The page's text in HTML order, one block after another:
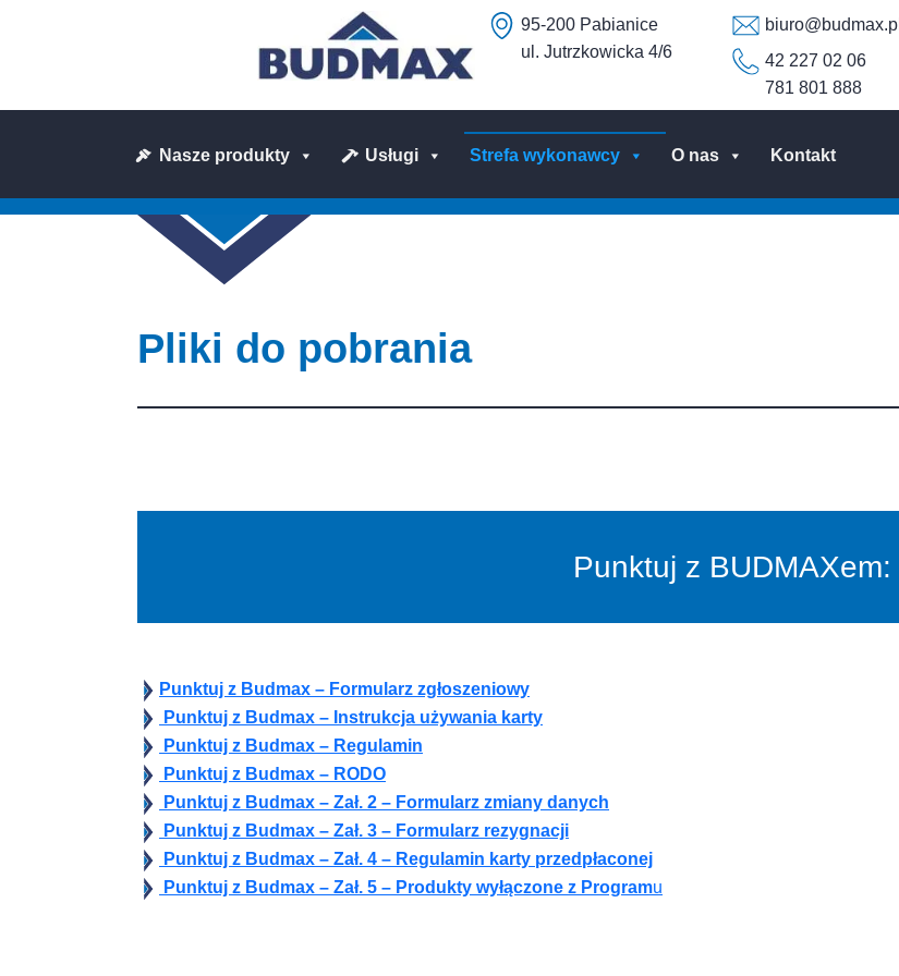
95-200 Pabianice
ul. Jutrzkowicka 4/6
biuro@budmax.pl
42 227 02 06
781 801 888
Nasze produkty Usługi Strefa wykonawcy O nas Kontakt
Pliki do pobrania
Punktuj z BUDMAXem:
Punktuj z Budmax – Formularz zgłoszeniowy
Punktuj z Budmax – Instrukcja używania karty
Punktuj z Budmax – Regulamin
Punktuj z Budmax – RODO
Punktuj z Budmax – Zał. 2 – Formularz zmiany danych
Punktuj z Budmax – Zał. 3 – Formularz rezygnacji
Punktuj z Budmax – Zał. 4 – Regulamin karty przedpłaconej
Punktuj z Budmax – Zał. 5 – Produkty wyłączone z Programu